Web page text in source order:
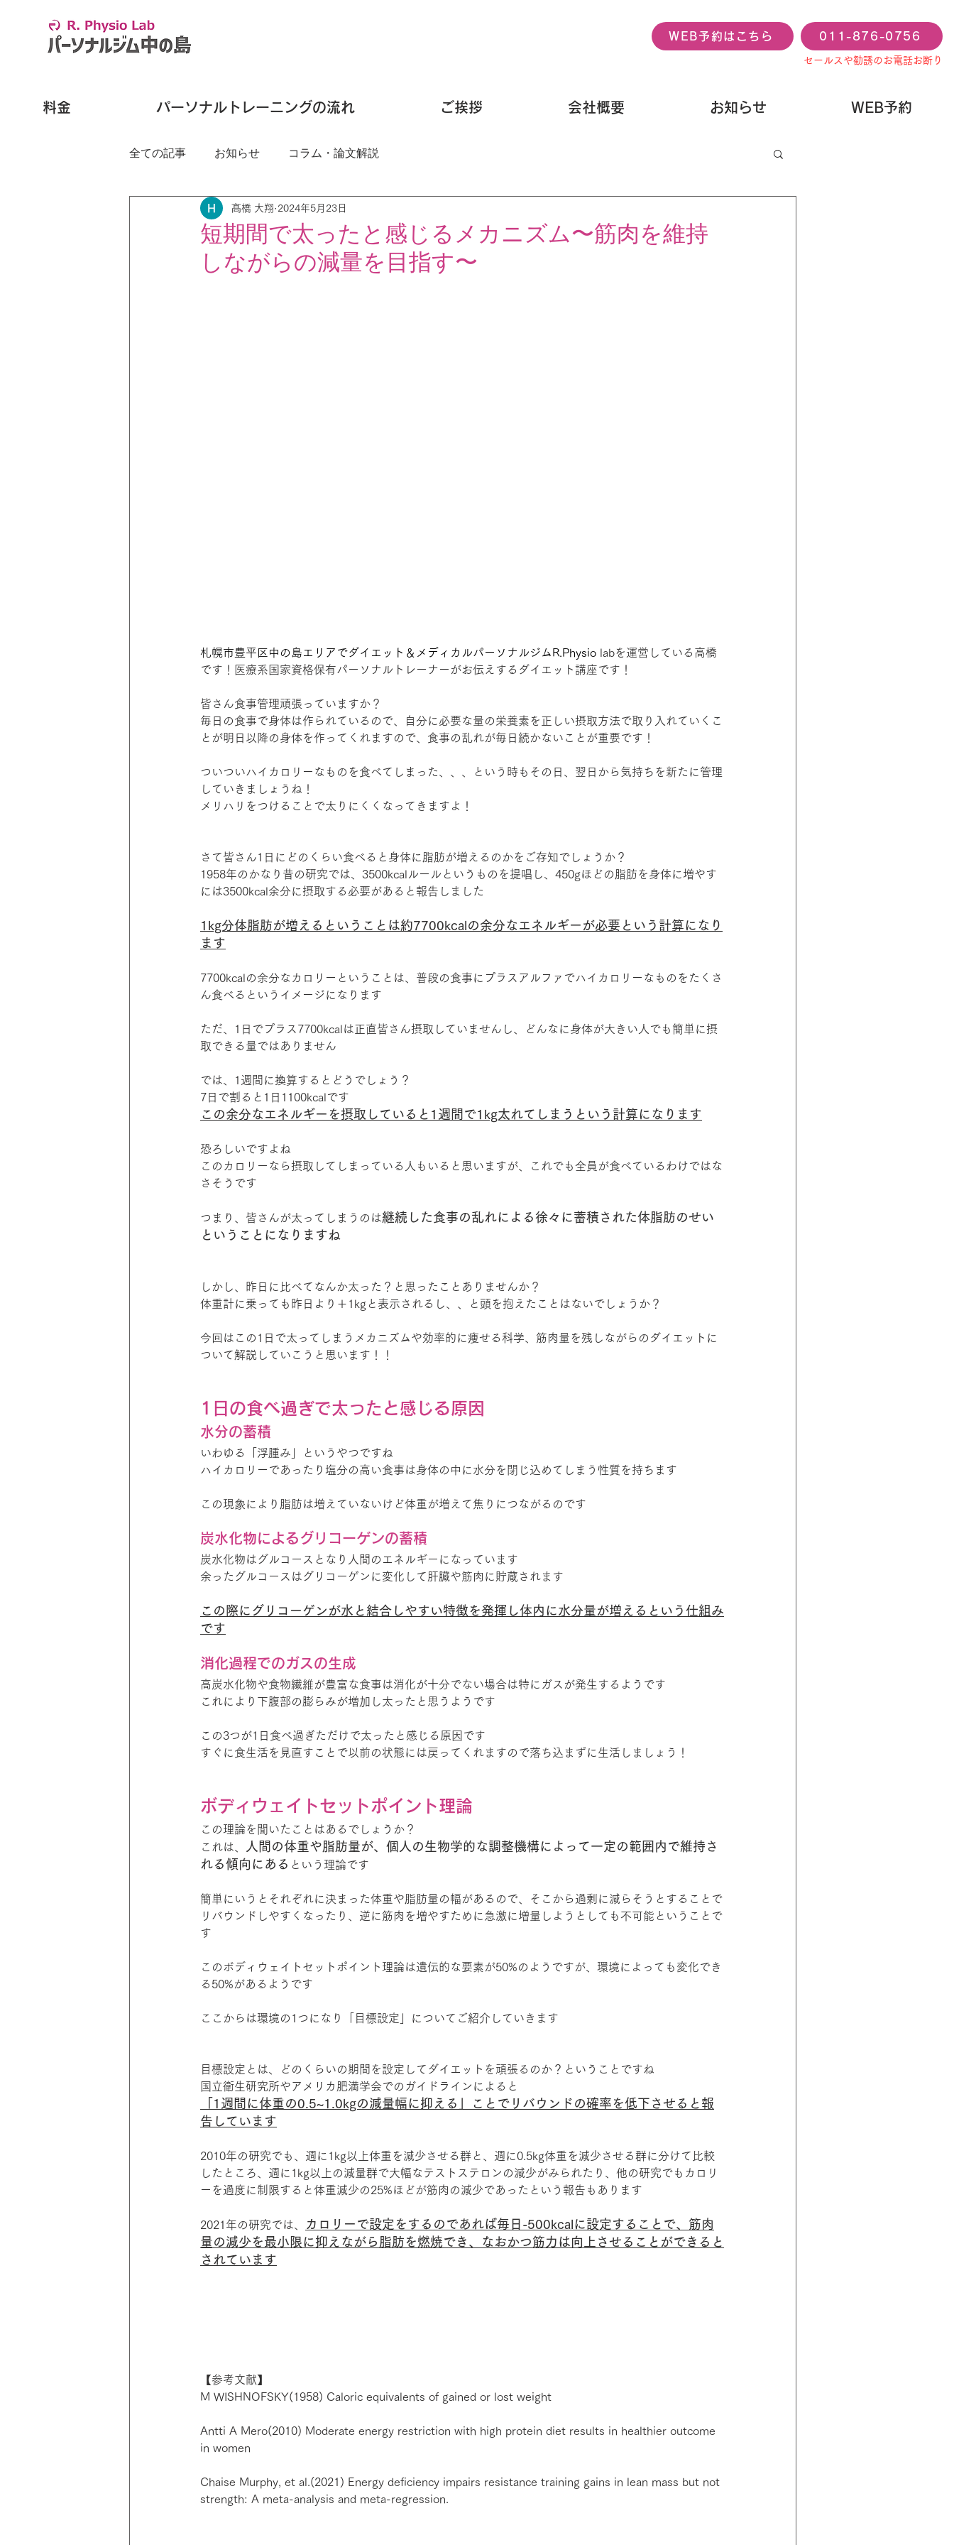
WEB予約はこちら 011-876-0756
セールスや勧誘のお電話お断り
料金 パーソナルトレーニングの流れ ご挨拶 会社概要 お知らせ WEB予約
全ての記事 お知らせ コラム・論文解説
短期間で太ったと感じるメカニズム〜筋肉を維持
しながらの減量を目指す〜
髙橋 大翔 2024年5月23日
札幌市豊平区中の島エリアでダイエット ＆メディカルパーソナルジムR.Physio labを運営している高橋
です！医療系国家資格保有パーソナルトレーナーがお伝えするダイエット講座です！
皆さん食事管理頑張っていますか？
毎日の食事で身体は作られているので、自分に必要な量の栄養素を正しい摂取方法で取り入れていくこ
とが明日以降の身体を作ってくれますので、食事の乱れが毎日続かないことが重要です！
ついついハイカロリーなものを食べてしまった、、、という時もその日、翌日から気持ちを新たに管理
していきましょうね！
メリハリをつけることで太りにくくなってきますよ！
さて皆さん1日にどのくらい食べると身体に脂肪が増えるのかをご存知でしょうか？
1958年のかなり昔の研究では、3500kcalルールというものを提唱し、450gほどの脂肪を身体に増やす
には3500kcal余分に摂取する必要があると報告しました
1kg分体脂肪が増えるということは約7700kcalの余分なエネルギーが必要という計算になり
ます
7700kcalの余分なカロリーということは、普段の食事にプラスアルファでハイカロリーなものをたくさ
ん食べるというイメージになります
ただ、1日でプラス7700kcalは正直皆さん摂取していませんし、どんなに身体が大きい人でも簡単に摂
取できる量ではありません
では、1週間に換算するとどうでしょう？
7日で割ると1日1100kcalです
この余分なエネルギーを摂取していると1週間で1kg太れてしまうという計算になります
恐ろしいですよね
このカロリーなら摂取してしまっている人もいると思いますが、これでも全員が食べているわけではな
さそうです
つまり、皆さんが太ってしまうのは継続した食事の乱れによる徐々に蓄積された体脂肪のせい
ということになりますね
しかし、昨日に比べてなんか太った？と思ったことありませんか？
体重計に乗っても昨日より＋1kgと表示されるし、、と頭を抱えたことはないでしょうか？
今回はこの1日で太ってしまうメカニズムや効率的に痩せる科学、筋肉量を残しながらのダイエットに
ついて解説していこうと思います！！
1日の食べ過ぎで太ったと感じる原因
水分の蓄積
いわゆる「浮腫み」というやつですね
ハイカロリーであったり塩分の高い食事は身体の中に水分を閉じ込めてしまう性質を持ちます
この現象により脂肪は増えていないけど体重が増えて焦りにつながるのです
炭水化物によるグリコーゲンの蓄積
炭水化物はグルコースとなり人間のエネルギーになっています
余ったグルコースはグリコーゲンに変化して肝臓や筋肉に貯蔵されます
この際にグリコーゲンが水と結合しやすい特徴を発揮し体内に水分量が増えるという仕組み
です
消化過程でのガスの生成
高炭水化物や食物繊維が豊富な食事は消化が十分でない場合は特にガスが発生するようです
これにより下腹部の膨らみが増加し太ったと思うようです
この3つが1日食べ過ぎただけで太ったと感じる原因です
すぐに食生活を見直すことで以前の状態には戻ってくれますので落ち込まずに生活しましょう！
ボディウェイトセットポイント理論
この理論を聞いたことはあるでしょうか？
これは、
人間の体重や脂肪量が、個人の生物学的な調整機構によって一定の範囲内で維持さ
れる傾向にある という理論です
簡単にいうとそれぞれに決まった体重や脂肪量の幅があるので、そこから過剰に減らそうとすることで
リバウンドしやすくなったり、逆に筋肉を増やすために急激に増量しようとしても不可能ということで
す
このボディウェイトセットポイント理論は遺伝的な要素が50%のようですが、環境によっても変化でき
る50%があるようです
ここからは環境の1つになり「目標設定」についてご紹介していきます
目標設定とは、どのくらいの期間を設定してダイエットを頑張るのか？ということですね
国立衛生研究所やアメリカ肥満学会でのガイドラインによると
「1週間に体重の0.5~1.0kgの減量幅に抑える」ことでリバウンドの確率を低下させると報
告しています
2010年の研究でも、週に1kg以上体重を減少させる群と、週に0.5kg体重を減少させる群に分けて比較
したところ、週に1kg以上の減量群で大幅なテストステロンの減少がみられたり、他の研究でもカロリ
ーを過度に制限すると体重減少の25%ほどが筋肉の減少であったという報告もあります
2021年の研究では、
カロリーで設定をするのであれば毎日-500kcalに設定することで、筋肉
量の減少を最小限に抑えながら脂肪を燃焼でき、なおかつ筋力は向上させることができると
されています
【参考文献】
M WISHNOFSKY(1958) Caloric equivalents of gained or lost weight
Antti A Mero(2010) Moderate energy restriction with high protein diet results in healthier outcome
in women
Chaise Murphy, et al.(2021) Energy deficiency impairs resistance training gains in lean mass but not
strength: A meta-analysis and meta-regression.